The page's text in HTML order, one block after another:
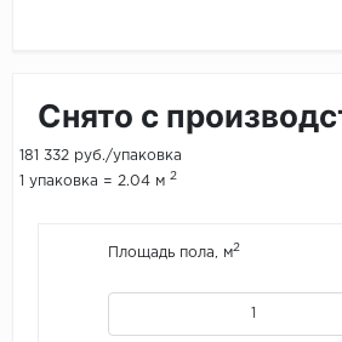
Снято с
181 332 руб./упаковка
1 упаковка = 2.04 м 2
Площадь пола, м2